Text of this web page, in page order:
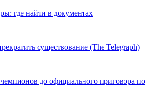
где найти в документах
существование (The Telegraph)
до официального приговора